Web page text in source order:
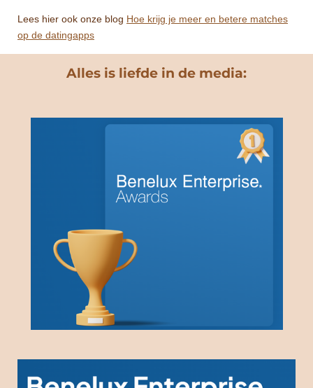
Lees hier ook onze blog Hoe krijg je meer en betere matches
op de datingapps
Alles is liefde in de media: